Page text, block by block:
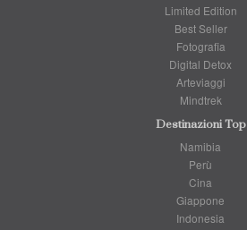
Limited Edition
Best Seller
Fotografia
Digital Detox
Arteviaggi
Mindtrek
Destinazioni Top
Namibia
Perù
Cina
Giappone
Indonesia